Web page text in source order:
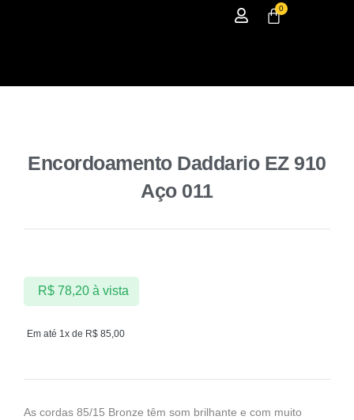
0
Encordoamento Daddario EZ 910
Aço 011
Em até 1x de R$ 85,00
R$78,20 à vista
As cordas 85/15 Bronze têm som brilhante e com muito